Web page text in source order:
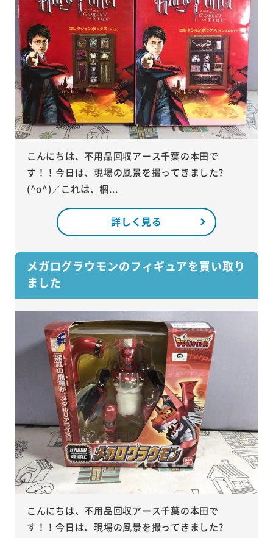
こんにちは、不用品回収アース千葉の本田で
す！！今日は、現場の風景を撮ってきました?
(^o^)／これは、梱...
詳しく見る
メガログラウモンのフィギュアを買い取り
ました
こんにちは、不用品回収アース千葉の本田で
す！！今日は、現場の風景を撮ってきました?